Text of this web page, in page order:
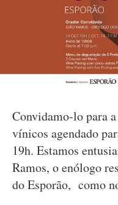
Convidamo-lo para a
vínicos agendado
19h. Estamos
Ramos, o enólogo
do Esporão, como